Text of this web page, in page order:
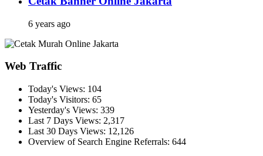
6 years ago
Web Traffic
Today's Views: 104
Today's Visitors: 65
Yesterday's Views: 339
Last 7 Days Views: 2,317
Last 30 Days Views: 12,126
Overview of Search Engine Referrals: 644